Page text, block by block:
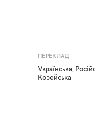
ПЕРЕКЛАД
Українська,
Корейська